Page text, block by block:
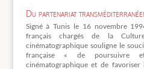
Du partenariat
Signé à Tunis le 16 novembre
français chargés de la
cinématographique souligne le
française « de poursuivre
cinématographique et de